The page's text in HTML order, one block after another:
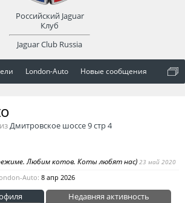
London-Auto Новые сообщения
изДмитровское шоссе 9 стр 4
Любим котов. Коты любят нас) 23 май 2020
Auto: 8 апр 2026
Недавняя активность
Российский Jaguar
Клуб
Jaguar Club Russia
оват